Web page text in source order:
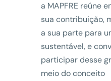
a MAPFRE reúne
sua contribuição,
a sua parte para
sustentável, e
participar desse
meio do conceito